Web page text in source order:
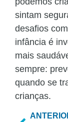
sintam
desafios
infância é
mais
sempre:
quando se
crianças.